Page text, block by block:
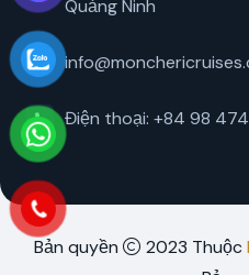
Quảng Ninh
Điện thoại: +84 98
Bản quyền 2023 Thuộc